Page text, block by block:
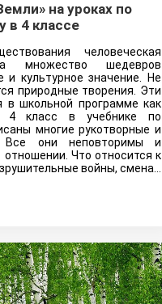
на уроках по
4 классе
человеческая
множество шедевров
культурное значение. Не
природные творения. Эти
в школьной программе как
4 класс в учебнике по
многие рукотворные и
Все они неповторимы и
Что относится к
войны, смена…